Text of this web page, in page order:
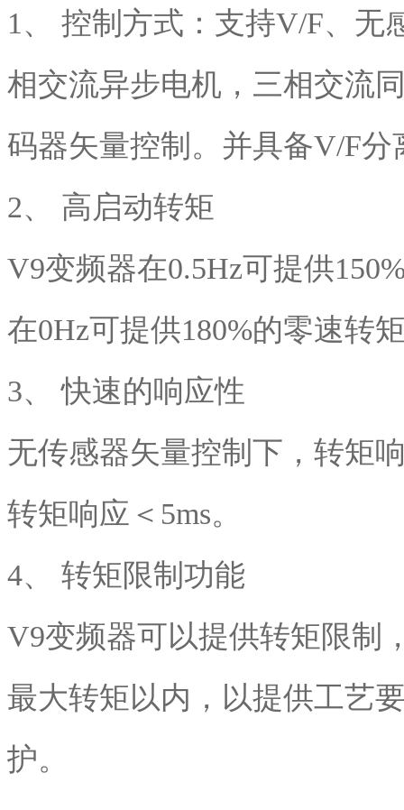
1、 控制方式：支持V/F、无
相交流异步电机，三相交流
码器矢量控制。并具备V/F分
2、 高启动转矩
V9变频器在0.5Hz可提供
在0Hz可提供180%的零速转
3、 快速的响应性
无传感器矢量控制下，转矩
转矩响应＜5ms。
4、 转矩限制功能
V9变频器可以提供转矩限制
最大转矩以内，以提供工艺
护。